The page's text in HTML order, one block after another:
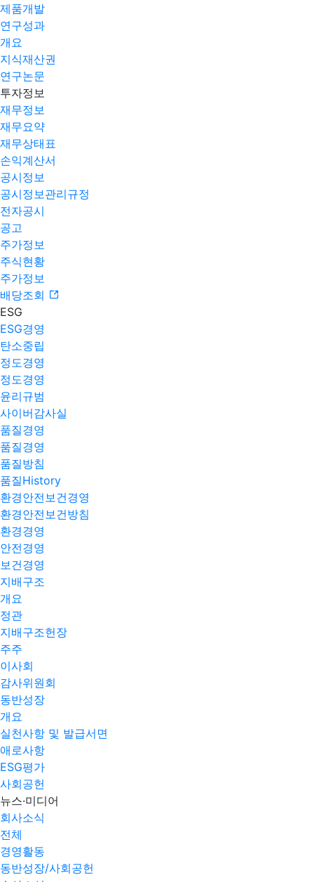
제품개발
연구성과
개요
지식재산권
연구논문
투자정보
재무정보
재무요약
재무상태표
손익계산서
공시정보
공시정보관리규정
전자공시
공고
주가정보
주식현황
주가정보
배당조회
ESG
ESG경영
탄소중립
정도경영
정도경영
윤리규범
사이버감사실
품질경영
품질경영
품질방침
품질History
환경안전보건경영
환경안전보건방침
환경경영
안전경영
보건경영
지배구조
개요
정관
지배구조헌장
주주
이사회
감사위원회
동반성장
개요
실천사항 및 발급서면
애로사항​
ESG평가
사회공헌
뉴스·미디어
회사소식
전체
경영활동
동반성장/사회공헌